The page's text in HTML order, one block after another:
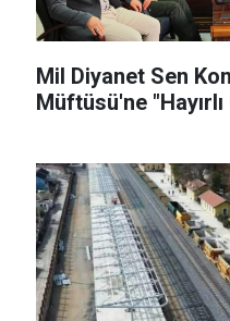
Mil Diyanet Sen
Müftüsü'ne